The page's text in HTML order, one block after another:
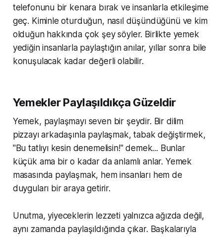
telefonunu bir kenara bırak ve insanlarla etkileşime
geç. Kiminle oturduğun, nasıl düşündüğünü ve kim
olduğun hakkında çok şey söyler. Birlikte yemek
yediğin insanlarla paylaştığın anılar, yıllar sonra bile
konuşulacak kadar değerli olabilir.
Yemekler Paylaşıldıkça Güzeldir
Yemek, paylaşmayı seven bir şeydir. Bir dilim
pizzayı arkadaşınla paylaşmak, tabak değiştirmek,
"Bu tatlıyı kesin denemelisin!" demek... Bunlar
küçük ama bir o kadar da anlamlı anlar. Yemek
masasında paylaşmak, hem insanları hem de
duyguları bir araya getirir.
Unutma, yiyeceklerin lezzeti yalnızca ağızda değil,
aynı zamanda paylaşıldığında çıkar. Başkalarıyla